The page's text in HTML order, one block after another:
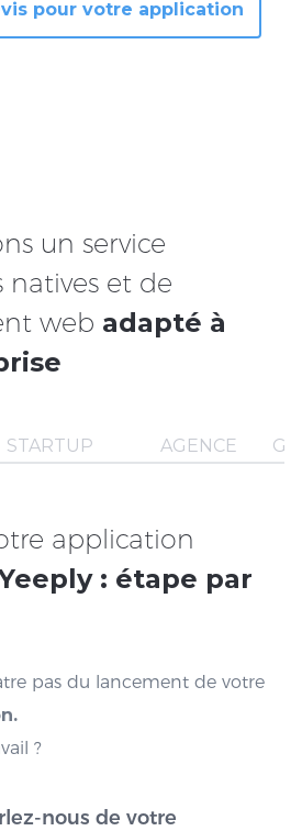
pour votre application
un service
natives et de
web adapté à
STARTUP AGENCE
application
: étape par
pas du lancement de votre
?
nous de votre